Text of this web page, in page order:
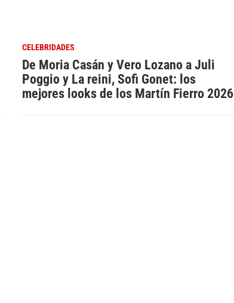
CELEBRIDADES
De Moria Casán y Vero Lozano a Juli
Poggio y La reini, Sofi Gonet: los
mejores looks de los Martín Fierro 2026